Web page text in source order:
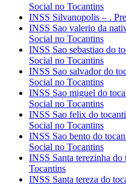
Social no Tocantins
INSS Silvanopolis – .
INSS Sao valerio da
Social no Tocantins
INSS Sao sebastiao do
Social no Tocantins
INSS Sao salvador do
Social no Tocantins
INSS Sao miguel do
Social no Tocantins
INSS Sao felix do
Social no Tocantins
INSS Sao bento do
Social no Tocantins
INSS Santa terezinha
Tocantins
INSS Santa tereza do